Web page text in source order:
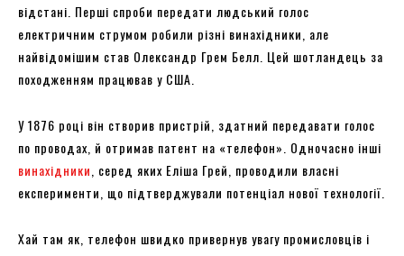
відстані. Перші спроби передати людський голос
електричним струмом робили різні винахідники, але
найвідомішим став Олександр Грем Белл. Цей шотландець за
походженням працював у США.
У 1876 році він створив пристрій, здатний передавати голос
по проводах, й отримав патент на «телефон». Одночасно інші
винахідники, серед яких Еліша Грей, проводили власні
експерименти, що підтверджували потенціал нової технології.
Хай там як, телефон швидко привернув увагу промисловців і